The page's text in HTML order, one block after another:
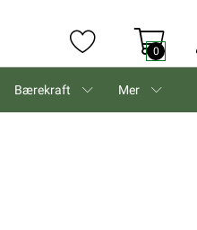
0
Bærekraft Mer